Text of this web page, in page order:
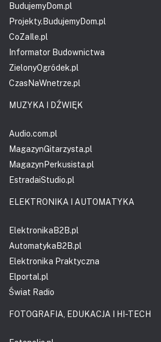
BudujemyDom.pl
Projekty.BudujemyDom.pl
CoZaIle.pl
Informator Budownictwa
ZielonyOgródek.pl
CzasNaWnetrze.pl
MUZYKA I DŹWIĘK
Audio.com.pl
MagazynGitarzysta.pl
MagazynPerkusista.pl
EstradaiStudio.pl
ELEKTRONIKA I AUTOMATYKA
ElektronikaB2B.pl
AutomatykaB2B.pl
Elektronika Praktyczna
Elportal.pl
Świat Radio
FOTOGRAFIA, EDUKACJA I HI-TECH